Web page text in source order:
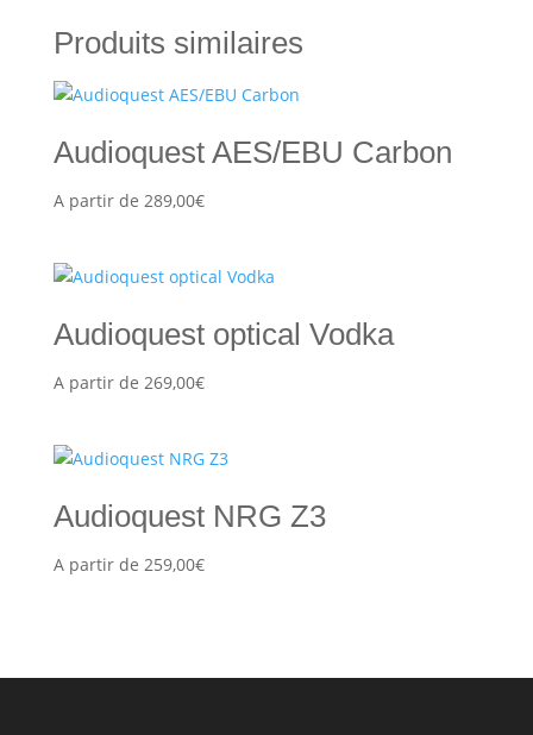
Produits similaires
Audioquest AES/EBU Carbon
A partir de 289,00€
Audioquest optical Vodka
A partir de 269,00€
Audioquest NRG Z3
A partir de 259,00€